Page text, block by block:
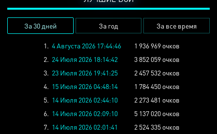
За 30 дней За год За все время
1. 4 Августа 2026 17:44:46
1 936 969 очков
2. 24 Июля 2026 18:14:42
3 852 059 очков
3. 23 Июля 2026 19:41:25
2 457 532 очков
4. 15 Июля 2026 04:48:14
1 784 450 очков
5. 14 Июля 2026 02:44:10
2 273 481 очков
6. 14 Июля 2026 02:09:10
5 137 020 очков
7. 14 Июля 2026 02:01:41
2 524 335 очков